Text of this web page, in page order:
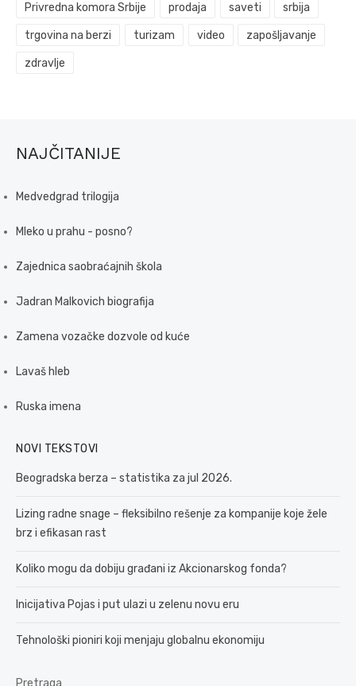
Privredna komora Srbije prodaja saveti srbija
trgovina na berzi turizam video zapošljavanje
zdravlje
NAJČITANIJE
Medvedgrad trilogija
Mleko u prahu - posno?
Zajednica saobraćajnih škola
Jadran Malkovich biografija
Zamena vozačke dozvole od kuće
Lavaš hleb
Ruska imena
NOVI TEKSTOVI
Beogradska berza – statistika za jul 2026.
Lizing radne snage – fleksibilno rešenje za kompanije koje žele
brz i efikasan rast
Koliko mogu da dobiju građani iz Akcionarskog fonda?
Inicijativa Pojas i put ulazi u zelenu novu eru
Tehnološki pioniri koji menjaju globalnu ekonomiju
Pretraga